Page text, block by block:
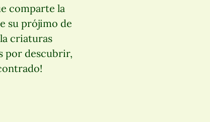
comparte la
su prójimo de
criaturas
por descubrir,